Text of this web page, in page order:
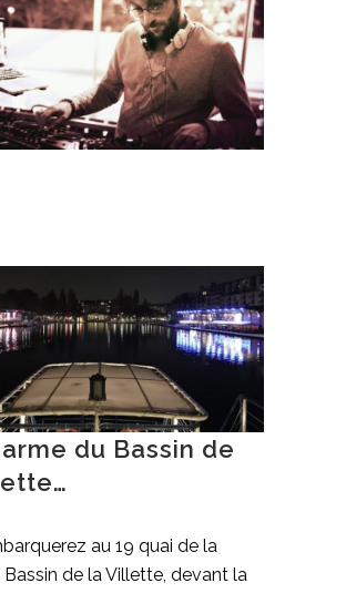
du Bassin de
au 19 quai de la
Bassin de la Villette, devant la